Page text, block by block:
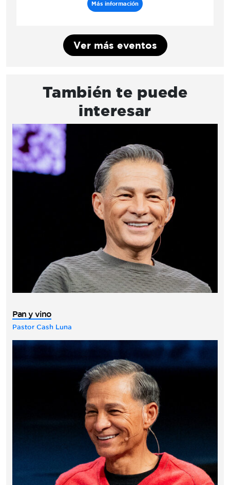
Más información
Ver más eventos
También te puede
interesar
Pan y vino
Pastor Cash Luna